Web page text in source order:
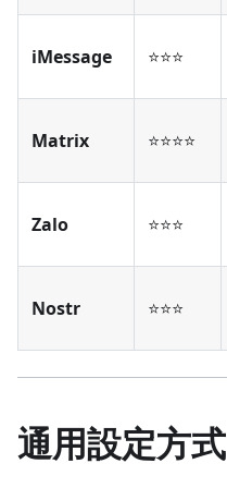
iMessage ⭐⭐⭐
Matrix ⭐⭐⭐⭐
Zalo ⭐⭐⭐
Nostr ⭐⭐⭐
通用設定方式